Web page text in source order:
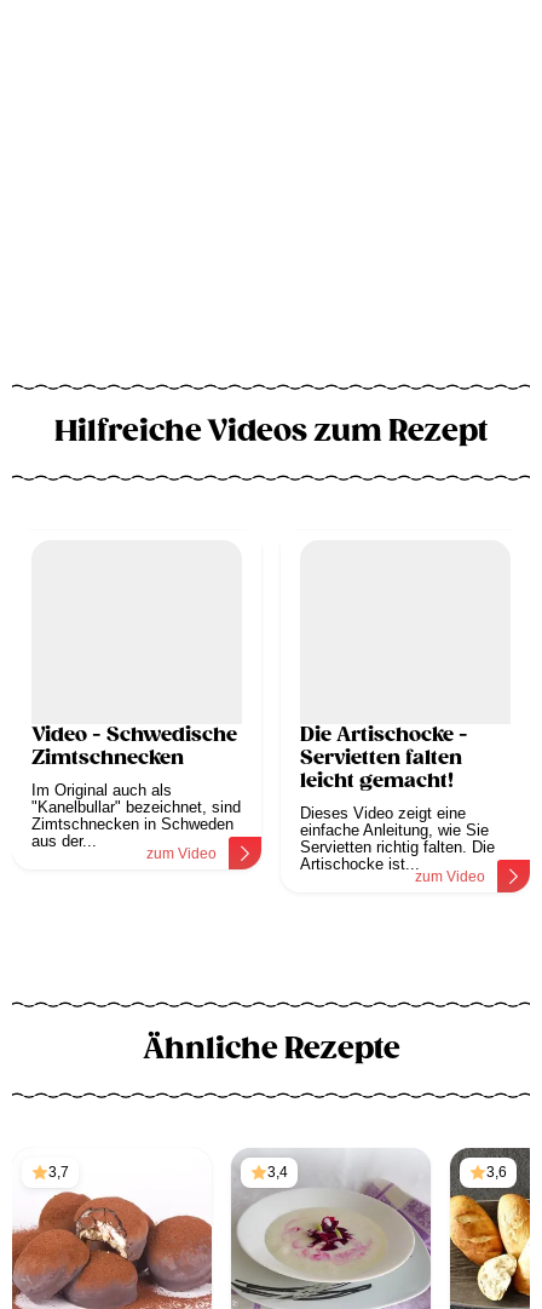
Hilfreiche Videos zum Rezept
Video - Schwedische
Zimtschnecken
Im Original auch als
"Kanelbullar" bezeichnet, sind
Zimtschnecken in Schweden
aus der...
zum Video
Die Artischocke -
Servietten falten
leicht gemacht!
Dieses Video zeigt eine
einfache Anleitung, wie Sie
Servietten richtig falten. Die
Artischocke ist...
zum Video
Ähnliche Rezepte
3,7 3,4 3,6